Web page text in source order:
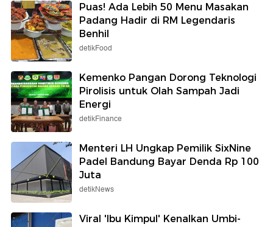
Puas! Ada Lebih 50 Menu Masakan
Padang Hadir di RM Legendaris
Benhil
detikFood
Kemenko Pangan Dorong Teknologi
Pirolisis untuk Olah Sampah Jadi
Energi
detikFinance
Menteri LH Ungkap Pemilik SixNine
Padel Bandung Bayar Denda Rp 100
Juta
detikNews
Viral 'Ibu Kimpul' Kenalkan Umbi-